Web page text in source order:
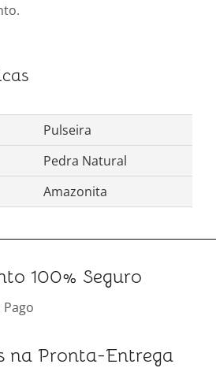
Pulseira
Pedra Natural
Amazonita
100% Seguro
na Pronta-Entrega